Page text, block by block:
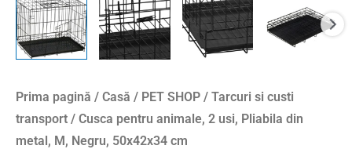
Prima pagină / Casă / PET SHOP / Tarcuri si custi
transport / Cusca pentru animale, 2 usi, Pliabila din
metal, M, Negru, 50x42x34 cm